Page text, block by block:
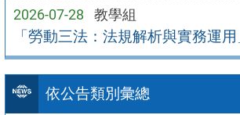
2026-07-28 教學組
「勞動三法：法規解析與實務運
依公告類別彙總